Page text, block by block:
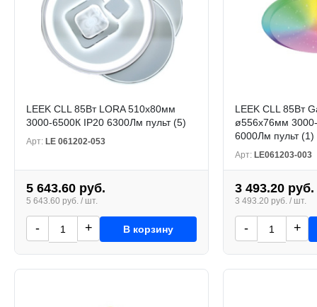
LEEK CLL 85Вт LORA 510х80мм
3000-6500К IP20 6300Лм пульт (5)
Арт: LE 061202-053
5 643.60 руб.
5 643.60 руб. / шт.
- + В корзину
LEEK CLL 85Вт
ø556х76мм
6000Лм пульт (1)
Арт: LE061203-003
3 493.20 руб.
3 493.20 руб. / шт.
- +